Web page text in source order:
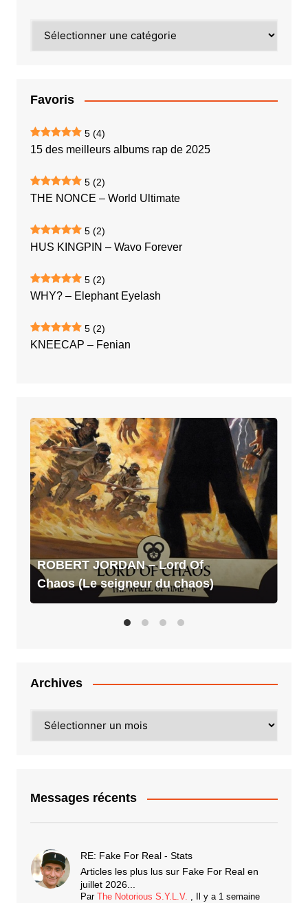
Favoris
5 (4)
15 des meilleurs albums rap de 2025
5 (2)
THE NONCE – World Ultimate
5 (2)
HUS KINGPIN – Wavo Forever
5 (2)
WHY? – Elephant Eyelash
5 (2)
KNEECAP – Fenian
ROBERT JORDAN – Lord Of
Chaos (Le seigneur du chaos)
ROBERT
JORDAN
–
Lord
Of
Chaos
(Le
seigneur
du
chaos)
Archives
Messages récents
RE: Fake For Real - Stats
Articles les plus lus sur Fake For Real en
juillet 2026...
Par The Notorious S.Y.L.V. , Il y a 1 semaine